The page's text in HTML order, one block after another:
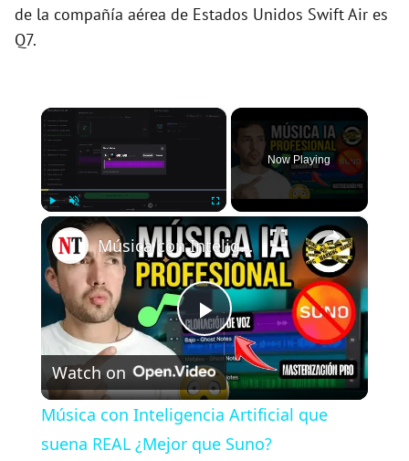
de la compañía aérea de Estados Unidos Swift Air es
Q7.
×
Unmute
Now Playing
×
P
l
a
Música con Inteligencia Artificial que suena REAL ¿Mejor que Suno? (MusicCreator.ai)
Watch on
Música con Inteligencia Artificial que
suena REAL ¿Mejor que Suno?